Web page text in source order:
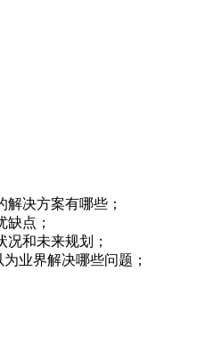
解决方案有哪些；
缺点；
况和未来规划；
业界解决哪些问题；